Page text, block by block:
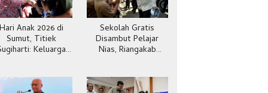
Anak 2026 di
Sumut, Titiek
Keluarga
Sekolah Gratis
Disambut Pelajar
Nias, Riangakab